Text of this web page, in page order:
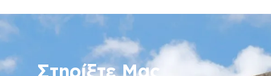
Στηρίξτε Μας